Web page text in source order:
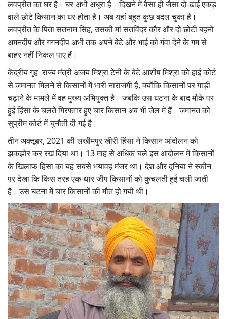
Language
English Hindi
लवप्रीत का घर है। घर अभी अधूरा है। दिखने में वैसा ही जैसा दो-ढाई एकड़
वाले छोटे किसान का घर होता है। अब यहां बहुत कुछ बदल चुका है।
लवप्रीत के पिता सतनाम सिंह, उसकी मां सतविंदर कौर और दो छोटी बहनों
अमनदीप और गगनदीप अभी तक अपने बेटे और भाई को गंवा देने के गम से
बाहर नहीं निकल पाए हैं।
केंद्रीय गृह राज्य मंत्री अजय मिश्रा टेनी के बेटे आशीष मिश्रा को हाई कोर्ट
से जमानत मिलने से किसानों में भारी नाराजगी है, क्योंकि किसानों पर गाड़ी
चढ़ाने के मामले में वह मुख्य अभियुक्त है। जबकि उस घटना के बाद मौके पर
हुई हिंसा के चलते गिरफ्तार हुए चार किसान अब भी जेल में हैं। जमानत को
सुप्रीम कोर्ट में चुनौती दी गई है।
तीन अक्तूबर, 2021 की लखीमपुर खीरी हिंसा ने किसान आंदोलन को
झकझोर कर रख दिया था। 13 माह से अधिक चले इस आंदोलन में किसानों
के खिलाफ हिंसा का यह सबसे भयावह मंजर था। देश और दुनिया ने स्कीन
पर देखा कि किस तरह एक थार जीप किसानों को कुचलती हुई चली जाती
है। उस घटना में चार किसानों की मौत हो गयी थी।